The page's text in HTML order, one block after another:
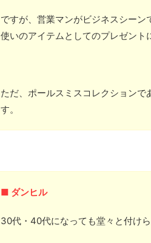
ですが、営業マンがビジネスシー
使いのアイテムとしてのプレゼント
ただ、ポールスミスコレクション
す。
■ ダンヒル
30代・40代になっても堂々と付けら